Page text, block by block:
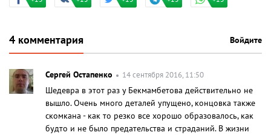
4 комментария Войдите
Сергей Остапенко 14 сентября 2016, 11:50
Шедевра в этот раз у Бекмамбетова действительно не
вышло. Очень много деталей упущено, концовка также
скомкана - как то резко все хорошо образовалось, как
будто и не было предательства и страданий. В жизни